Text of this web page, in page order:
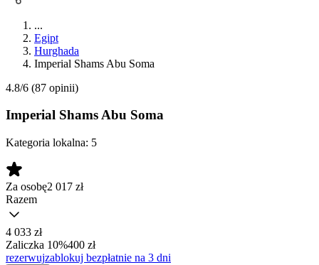
...
Egipt
Hurghada
Imperial Shams Abu Soma
4.8/6 (87 opinii)
Imperial Shams Abu Soma
Kategoria lokalna: 5
Za osobę2 017 zł
Razem
4 033 zł
Zaliczka 10%400 zł
rezerwujzablokuj bezpłatnie na 3 dni